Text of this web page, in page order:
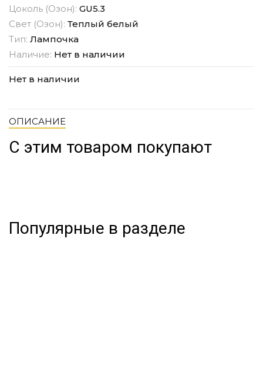
Цоколь (Озон): GU5.3
Свет (Озон): Теплый белый
Тип: Лампочка
Наличие: Нет в наличии
Нет в наличии
ОПИСАНИЕ
С этим товаром покупают
Популярные в разделе